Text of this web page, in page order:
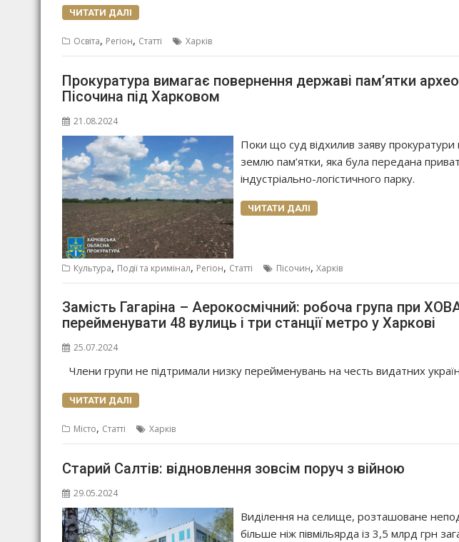
ЧИТАТИ ДАЛІ
Освіта, Регіон, Статті Харків
Прокуратура вимагає повернення державі пам’ятки
Пісочина під Харковом
21.08.2024
Поки що суд відхилив заяву
землю пам’ятки, яка була передана
індустріально-логістичного парку.
ЧИТАТИ ДАЛІ
Культура, Події та кримінал, Регіон, Статті Пісочин, Харків
Замість Гагаріна – Аерокосмічний: робоча група при
перейменувати 48 вулиць і три станції метро у Харкові
25.07.2024
Члени групи не підтримали низку перейменувань на честь видатних
ЧИТАТИ ДАЛІ
Місто, Статті Харків
Старий Салтів: відновлення зовсім поруч з війною
29.05.2024
Виділення на селище, розташоване
більше ніж півмільярда із 3,5 млрд грн